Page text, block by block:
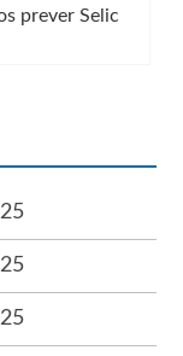
prever Selic